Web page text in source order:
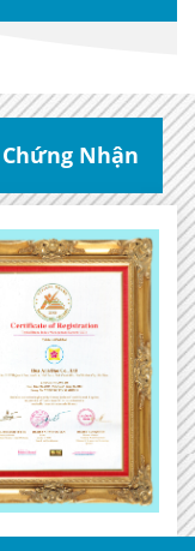
Chứng Nhận